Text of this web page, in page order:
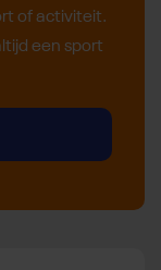
of activiteit.
een sport